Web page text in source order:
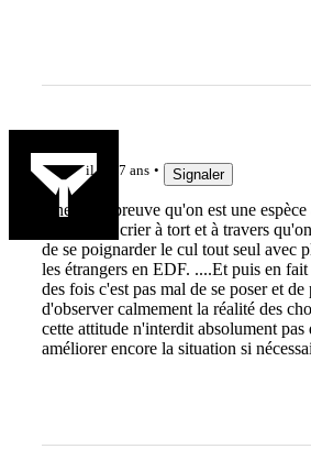
il y a 7 ans Signaler
Une belle preuve qu'on est une
capable de crier à tort et à travers
de se poignarder le cul tout seul avec
les étrangers en EDF. ....Et puis en
des fois c'est pas mal de se poser et
d'observer calmement la réalité des
cette attitude n'interdit absolument pas
améliorer encore la situation si